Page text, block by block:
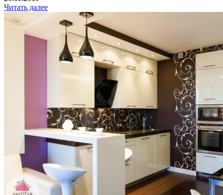
Читать далее